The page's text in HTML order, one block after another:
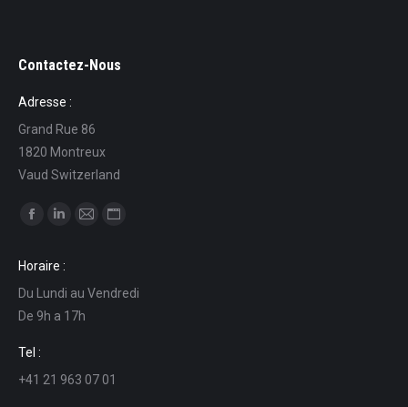
Contactez-Nous
Adresse :
Grand Rue 86
1820 Montreux
Vaud Switzerland
Find us on:
opens
in
new
window
opens
in
new
in
in
Horaire :
Du Lundi au Vendredi
De 9h a 17h
Tel :
+41 21 963 07 01